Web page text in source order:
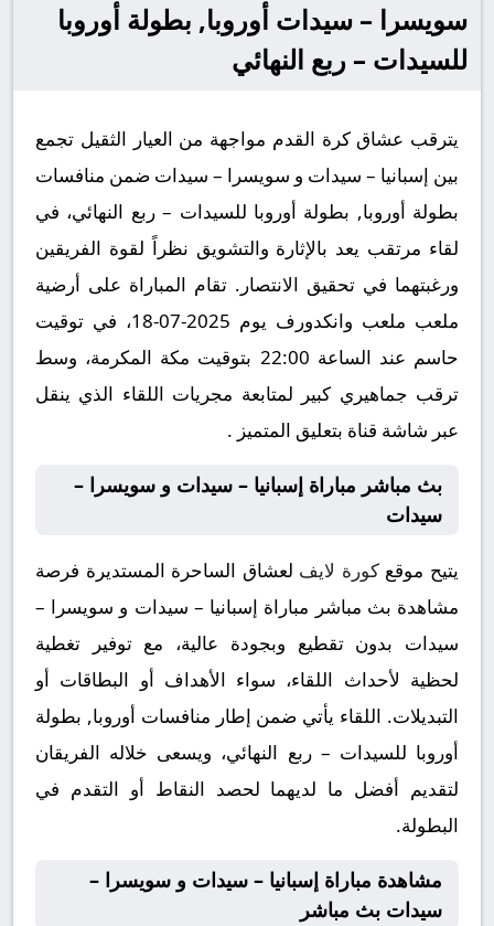
سويسرا – سيدات أوروبا, بطولة أوروبا
للسيدات – ربع النهائي
يترقب عشاق كرة القدم مواجهة من العيار الثقيل تجمع
بين إسبانيا – سيدات و سويسرا – سيدات ضمن منافسات
بطولة أوروبا, بطولة أوروبا للسيدات – ربع النهائي، في
لقاء مرتقب يعد بالإثارة والتشويق نظراً لقوة الفريقين
ورغبتهما في تحقيق الانتصار. تقام المباراة على أرضية
ملعب ملعب وانكدورف يوم 2025-07-18، في توقيت
حاسم عند الساعة 22:00 بتوقيت مكة المكرمة، وسط
ترقب جماهيري كبير لمتابعة مجريات اللقاء الذي ينقل
عبر شاشة قناة بتعليق المتميز .
بث مباشر مباراة إسبانيا – سيدات و سويسرا –
سيدات
يتيح موقعكورة لايف لعشاق الساحرة المستديرة فرصة
مشاهدة بث مباشر مباراة إسبانيا – سيدات و سويسرا –
سيدات بدون تقطيع وبجودة عالية، مع توفير تغطية
لحظية لأحداث اللقاء، سواء الأهداف أو البطاقات أو
التبديلات. اللقاء يأتي ضمن إطار منافسات أوروبا, بطولة
أوروبا للسيدات – ربع النهائي، ويسعى خلاله الفريقان
لتقديم أفضل ما لديهما لحصد النقاط أو التقدم في
البطولة.
مشاهدة مباراة إسبانيا – سيدات و سويسرا –
سيدات بث مباشر